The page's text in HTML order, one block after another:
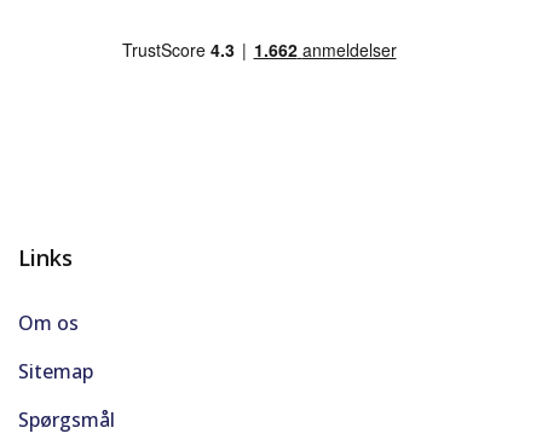
Links
Om os
Sitemap
Spørgsmål